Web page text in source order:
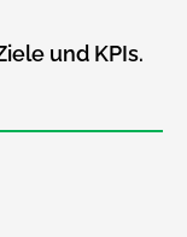
und KPIs.